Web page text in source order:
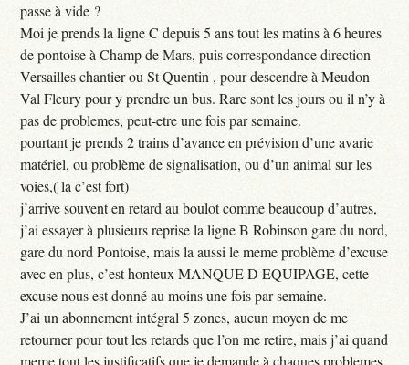
passe à vide ?
Moi je prends la ligne C depuis 5 ans tout les matins à 6 heures
de pontoise à Champ de Mars, puis correspondance direction
Versailles chantier ou St Quentin , pour descendre à Meudon
Val Fleury pour y prendre un bus. Rare sont les jours ou il n’y à
pas de problemes, peut-etre une fois par semaine.
pourtant je prends 2 trains d’avance en prévision d’une avarie
matériel, ou problème de signalisation, ou d’un animal sur les
voies,( la c’est fort)
j’arrive souvent en retard au boulot comme beaucoup d’autres,
j’ai essayer à plusieurs reprise la ligne B Robinson gare du nord,
gare du nord Pontoise, mais la aussi le meme problème d’excuse
avec en plus, c’est honteux MANQUE D EQUIPAGE, cette
excuse nous est donné au moins une fois par semaine.
J’ai un abonnement intégral 5 zones, aucun moyen de me
retourner pour tout les retards que l’on me retire, mais j’ai quand
meme tout les justificatifs que je demande à chaques problemes.